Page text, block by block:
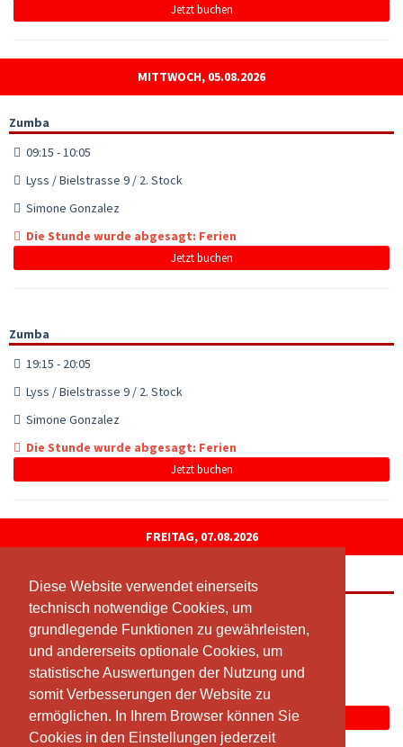
Diese Website verwendet einerseits
technisch notwendige Cookies, um
grundlegende Funktionen zu gewährleisten,
und andererseits optionale Cookies, um
statistische Auswertungen der Nutzung und
somit Verbesserungen der Website zu
ermöglichen. In Ihrem Browser können Sie
Cookies in den Einstellungen jederzeit
Diese Website verwendet einerseits
technisch notwendige Cookies, um
grundlegende Funktionen zu gewährleisten,
und andererseits optionale Cookies, um
statistische Auswertungen der Nutzung und
somit Verbesserungen der Website zu
ermöglichen. In Ihrem Browser können Sie
Cookies in den Einstellungen jederzeit
Jetzt buchen
MITTWOCH, 05.08.2026
Zumba
09:15 - 10:05
Lyss / Bielstrasse 9 / 2. Stock
Simone Gonzalez
Die Stunde wurde abgesagt: Ferien
Jetzt buchen
Zumba
19:15 - 20:05
Lyss / Bielstrasse 9 / 2. Stock
Simone Gonzalez
Die Stunde wurde abgesagt: Ferien
Jetzt buchen
FREITAG, 07.08.2026
Fit mit Ü50
08:30 - 09:20
Lyss / Bielstrasse 9 / 2. Stock
Simone Gonzalez
Die Stunde wurde abgesagt: Ferien
Jetzt buchen